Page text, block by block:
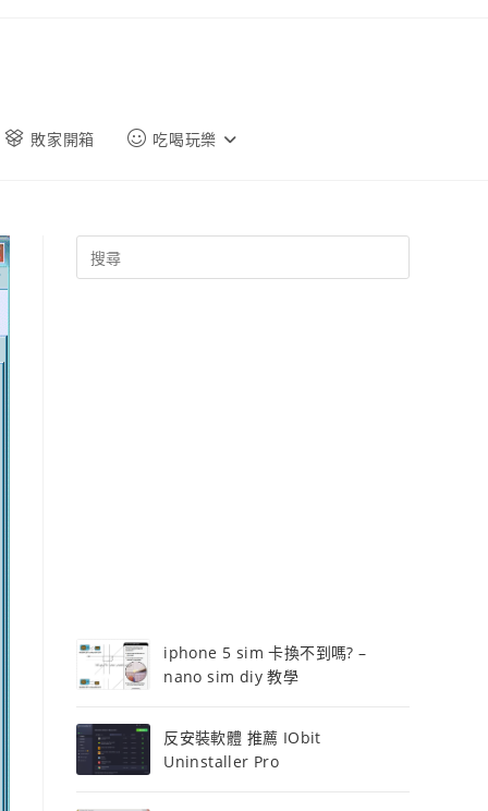
敗家開箱 吃喝玩樂
iphone 5 sim 卡換不到嗎? –
nano sim diy 教學
反安裝軟體 推薦 IObit
Uninstaller Pro